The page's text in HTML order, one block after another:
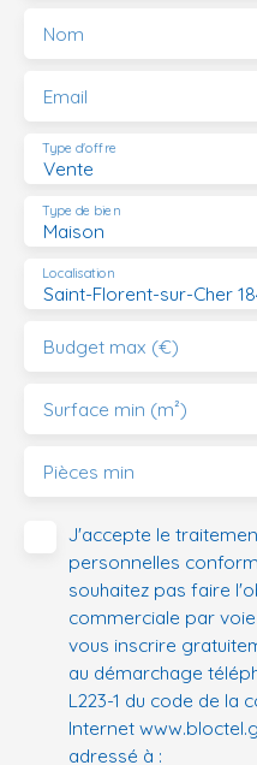
Nom
Email
Vente
Type d'offre
Maison
Type de bien
Saint-Florent-sur-Cher
Localisation
Budget max (€)
Surface min (m²)
Pièces min
J'accepte le
personnelles
souhaitez pas faire
commerciale par
vous inscrire
au démarchage
L223-1 du code de la
Internet
adressé à :